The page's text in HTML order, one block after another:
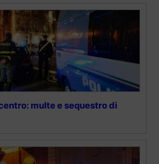
multe e sequestro di